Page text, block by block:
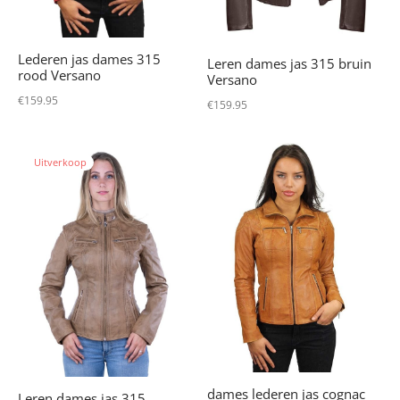
Lederen jas dames 315
rood Versano
€159.95
Leren dames jas 315 bruin
Versano
€159.95
Uitverkoop
dames lederen jas cognac